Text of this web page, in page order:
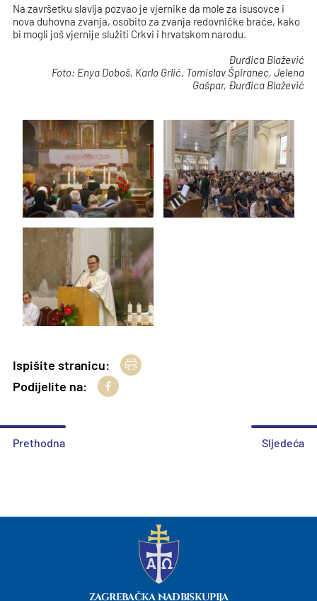
Na završetku slavlja pozvao je vjernike da mole za isusovce i
nova duhovna zvanja, osobito za zvanja redovničke braće, kako
bi mogli još vjernije služiti Crkvi i hrvatskom narodu.
Đurđica Blažević
Foto: Enya Doboš, Karlo Grlić, Tomislav Špiranec, Jelena
Gašpar, Đurđica Blažević
Ispišite stranicu:
Podijelite na:
Prethodna Sljedeća
ZAGREBAČKA NADBISKUPIJA